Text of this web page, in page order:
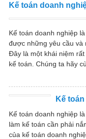
Kế toán doanh
Kế toán doanh nghiệp
được những yêu cầu và
Đây là một khái niệm
kế toán. Chúng ta hãy
Kế
Kế toán doanh nghiệp
làm kế toán cần phải
của kế toán doanh